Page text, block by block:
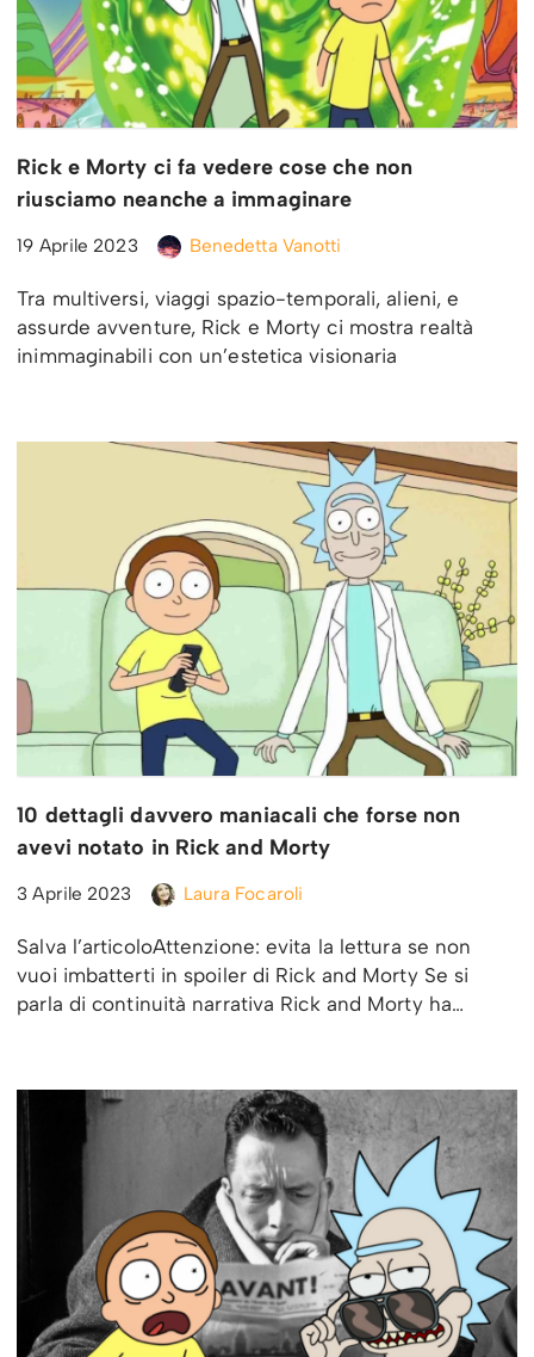
Rick e Morty ci fa vedere cose che non
riusciamo neanche a immaginare
19 Aprile 2023 Benedetta Vanotti
Tra multiversi, viaggi spazio-temporali, alieni, e
assurde avventure, Rick e Morty ci mostra realtà
inimmaginabili con un’estetica visionaria
10 dettagli davvero maniacali che forse non
avevi notato in Rick and Morty
3 Aprile 2023 Laura Focaroli
Salva l’articoloAttenzione: evita la lettura se non
vuoi imbatterti in spoiler di Rick and Morty Se si
parla di continuità narrativa Rick and Morty ha…